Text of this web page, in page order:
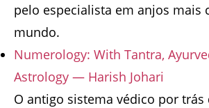
pelo especialista em anjos mais
mundo.
Numerology: With Tantra,
Astrology — Harish Johari
O antigo sistema védico por